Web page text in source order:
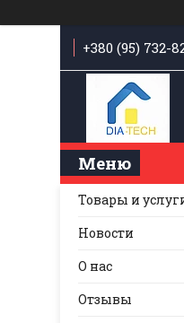
+380 (95) 732-
Товары и
Новости
О нас
Отзывы